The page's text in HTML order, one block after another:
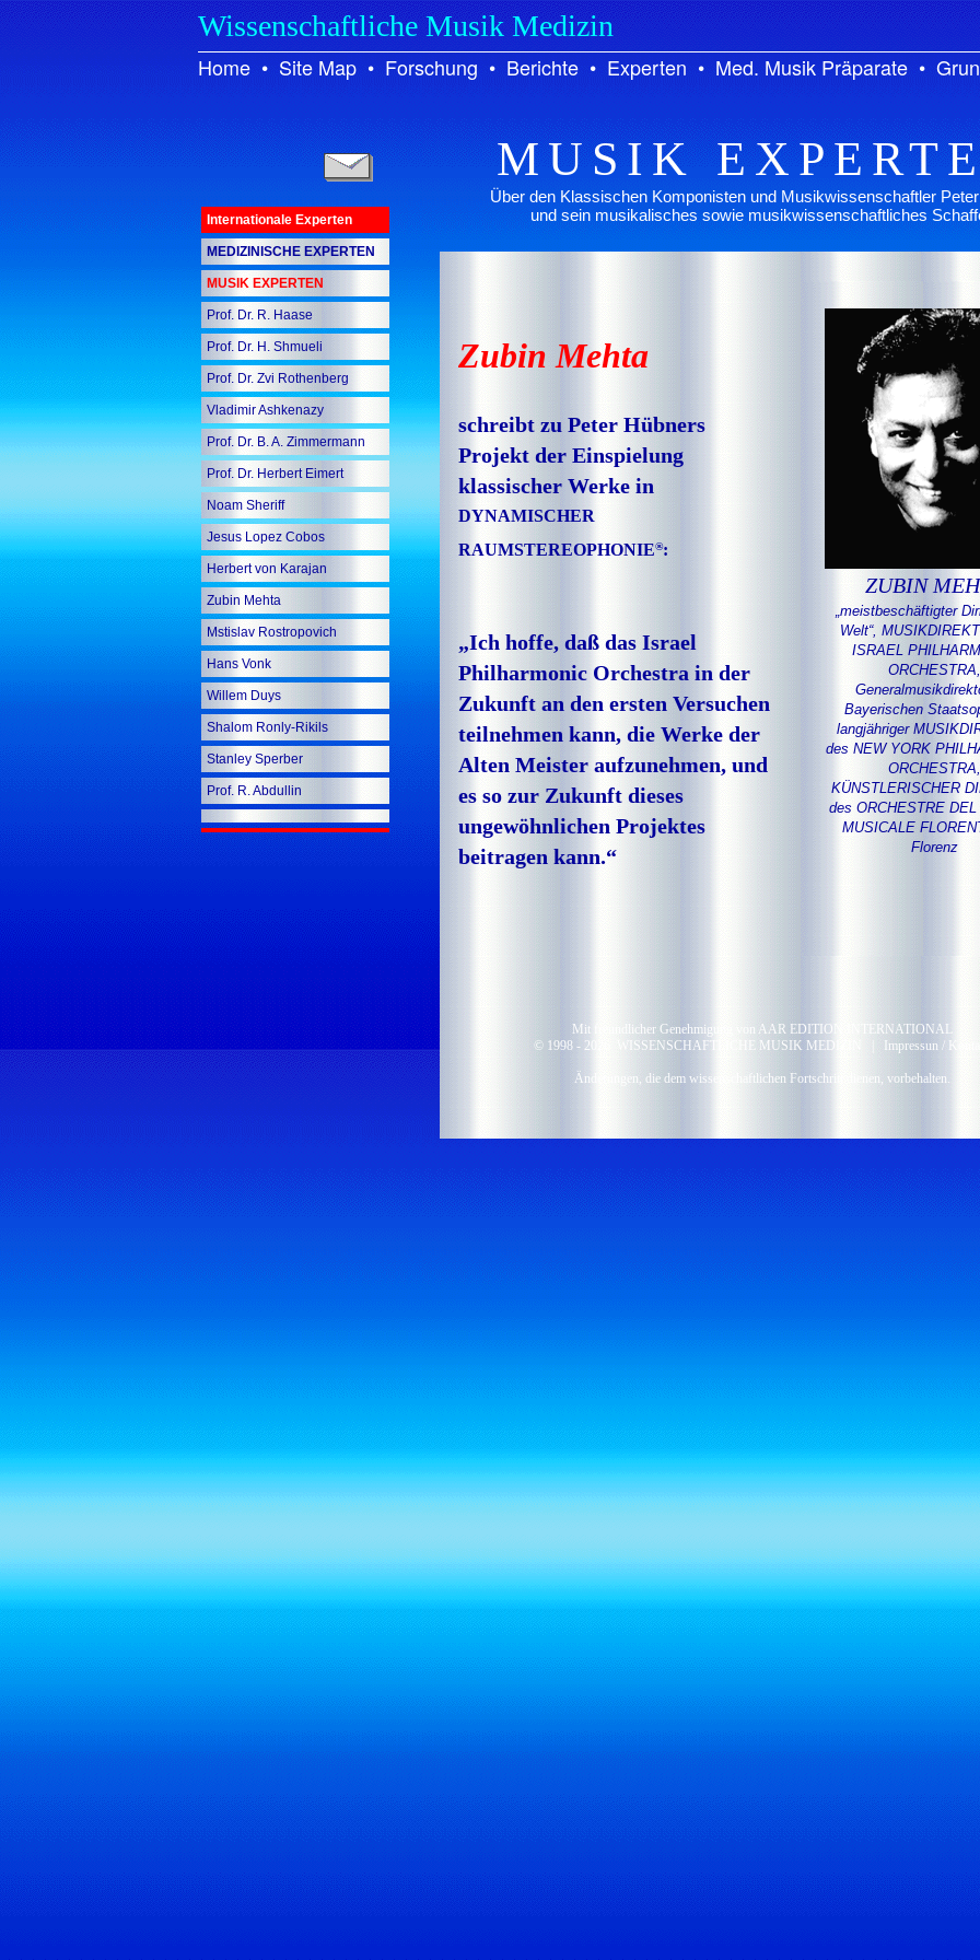
Wissenschaftliche Musik Medizin
Home • Site Map • Forschung • Berichte • Experten • Med. Musik Präparate •
MUSIK
Über den Klassischen Komponisten und Musikwissenschaftler
und sein musikalisches sowie musikwissenschaftliches
Internationale Experten
MEDIZINISCHE EXPERTEN
MUSIK EXPERTEN
Prof. Dr. R. Haase
Prof. Dr. H. Shmueli
Prof. Dr. Zvi Rothenberg
Vladimir Ashkenazy
Prof. Dr. B. A. Zimmermann
Prof. Dr. Herbert Eimert
Noam Sheriff
Jesus Lopez Cobos
Herbert von Karajan
Zubin Mehta
Mstislav Rostropovich
Hans Vonk
Willem Duys
Shalom Ronly-Rikils
Stanley Sperber
Prof. R. Abdullin
ZUBIN
„meistbeschäftigter
Welt“,
ISRAEL
ORCHESTRA,
Bayerischen
langjähriger
des NEW YORK
ORCHESTRA,
KÜNSTLERISCHER
des ORCHESTRE
MUSICALE
Florenz
Zubin Mehta
schreibt zu Peter Hübners
Projekt der Einspielung
klassischer Werke in
DYNAMISCHER
RAUMSTEREOPHONIE®:
„Ich hoffe, daß das Israel
Philharmonic Orchestra in der
Zukunft an den ersten Versuchen
teilnehmen kann, die Werke der
Alten Meister aufzunehmen, und
es so zur Zukunft dieses
ungewöhnlichen Projektes
beitragen kann.“
Mit freundlicher Genehmigung von AAR EDITION INTERNATIONAL
© 1998 - 2026 WISSENSCHAFTLICHE MUSIK MEDIZIN | Impressun /
Änderungen, die dem wissenschaftlichen Fortschritt dienen, vorbehalten.